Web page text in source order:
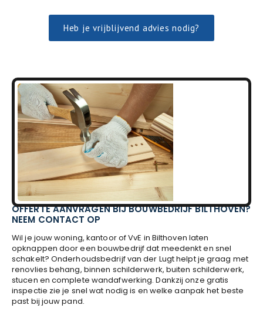
Heb je vrijblijvend advies nodig?
OFFERTE AANVRAGEN BIJ BOUWBEDRIJF BILTHOVEN?
NEEM CONTACT OP
Wil je jouw woning, kantoor of VvE in Bilthoven laten
opknappen door een bouwbedrijf dat meedenkt en snel
schakelt? Onderhoudsbedrijf van der Lugt helpt je graag met
renovlies behang, binnen schilderwerk, buiten schilderwerk,
stucen en complete wandafwerking. Dankzij onze gratis
inspectie zie je snel wat nodig is en welke aanpak het beste
past bij jouw pand.